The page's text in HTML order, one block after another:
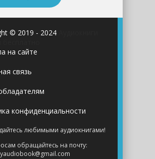
© 2019 - 2024
на сайте
связь
конфиденциальности
любимыми аудиокнигами!
обращайтесь на почту: